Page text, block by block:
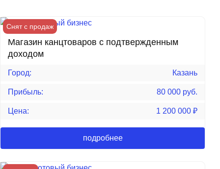
Снят с продаж
Магазин канцтоваров с подтвержденным
доходом
Город: Казань
Прибыль: 80 000 руб.
Цена: 1 200 000 ₽
подробнее